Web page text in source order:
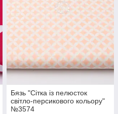
Бязь "Сітка із пелюсток
світло-персикового кольору"
№3574